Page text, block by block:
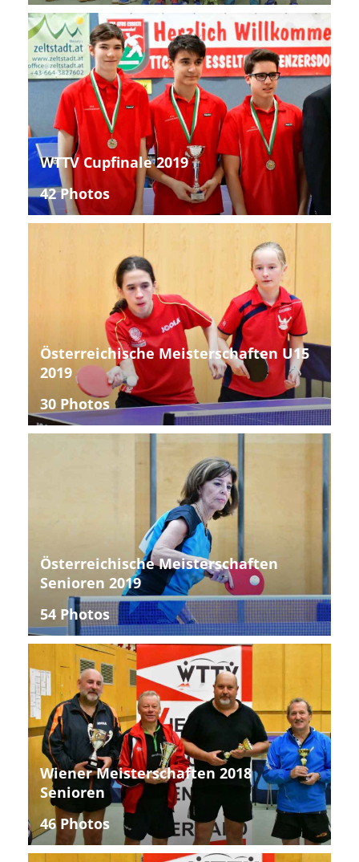
WTTV Cupfinale 2019
42 Photos
Österreichische Meisterschaften U15
2019
30 Photos
Österreichische Meisterschaften
Senioren 2019
54 Photos
Wiener Meisterschaften 2018
Senioren
46 Photos